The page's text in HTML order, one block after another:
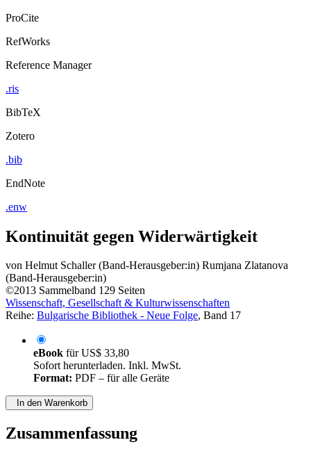
ProCite
RefWorks
Reference Manager
.ris
BibTeX
Zotero
.bib
EndNote
.enw
Kontinuität gegen Widerwärtigkeit
von Helmut Schaller (Band-Herausgeber:in) Rumjana Zlatanova
(Band-Herausgeber:in)
©2013 Sammelband 129 Seiten
Wissenschaft, Gesellschaft & Kulturwissenschaften
Reihe: Bulgarische Bibliothek - Neue Folge, Band 17
eBook fürUS$ 33,80
Sofort herunterladen. Inkl. MwSt.
Format: PDF – für alle Geräte
In den Warenkorb
Zusammenfassung